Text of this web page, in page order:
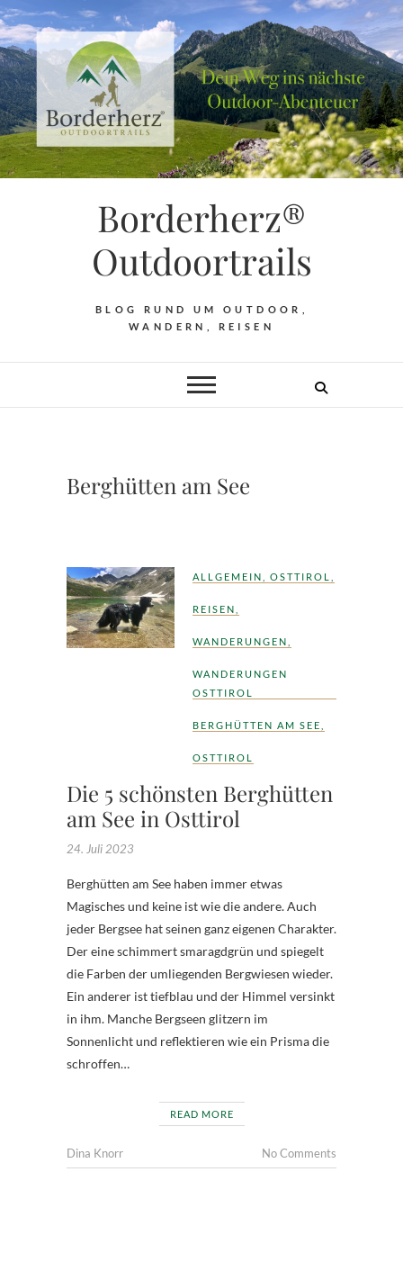
Borderherz®
Outdoortrails
BLOG RUND UM OUTDOOR,
WANDERN, REISEN
Berghütten am See
ALLGEMEIN OSTTIROL
REISEN
WANDERUNGEN
WANDERUNGEN
OSTTIROL
BERGHÜTTEN AM SEE
OSTTIROL
Die 5 schönsten Berghütten
am See in Osttirol
24. Juli 2023
Berghütten am See haben immer etwas
Magisches und keine ist wie die andere. Auch
jeder Bergsee hat seinen ganz eigenen Charakter.
Der eine schimmert smaragdgrün und spiegelt
die Farben der umliegenden Bergwiesen wieder.
Ein anderer ist tiefblau und der Himmel versinkt
in ihm. Manche Bergseen glitzern im
Sonnenlicht und reflektieren wie ein Prisma die
schroffen…
READ MORE
Dina Knorr No Comments